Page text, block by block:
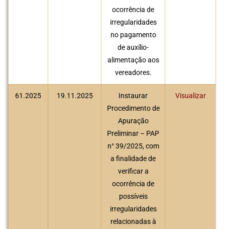
ocorrência de
irregularidades
no pagamento
de auxílio-
alimentação aos
vereadores.
61.2025 19.11.2025
Instaurar
Procedimento de
Apuração
Preliminar – PAP
n° 39/2025, com
a finalidade de
verificar a
ocorrência de
possíveis
irregularidades
relacionadas à
Visualizar